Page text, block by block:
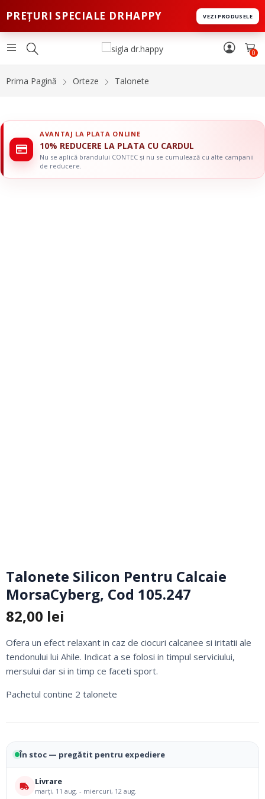
PREȚURI SPECIALE DRHAPPY VEZI PRODUSELE
0
Prima Pagină Orteze Talonete
AVANTAJ LA PLATA ONLINE
10% REDUCERE LA PLATA CU CARDUL
Nu se aplică brandului CONTEC și nu se cumulează cu alte campanii
de reducere.
Talonete Silicon Pentru Calcaie
MorsaCyberg, Cod 105.247
82,00 lei
Ofera un efect relaxant in caz de ciocuri calcanee si iritatii ale
tendonului lui Ahile. Indicat a se folosi in timpul serviciului,
mersului dar si in timp ce faceti sport.
Pachetul contine 2 talonete
În stoc — pregătit pentru expediere
Livrare
marți, 11 aug. - miercuri, 12 aug.